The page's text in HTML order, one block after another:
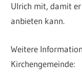
Ulrich mit, damit
anbieten kann.
Weitere
Kirchengemeinde: